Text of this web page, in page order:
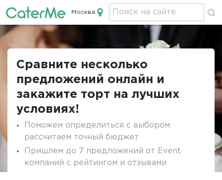
Кейтеринг в Москве
Москва
Сравните несколько
предложений онлайн и
закажите торт на лучших
условиях!
Поможем определиться с выбором
рассчитаем точный бюджет
Пришлем до 7 предложений от Event
компаний с рейтингом и отзывами